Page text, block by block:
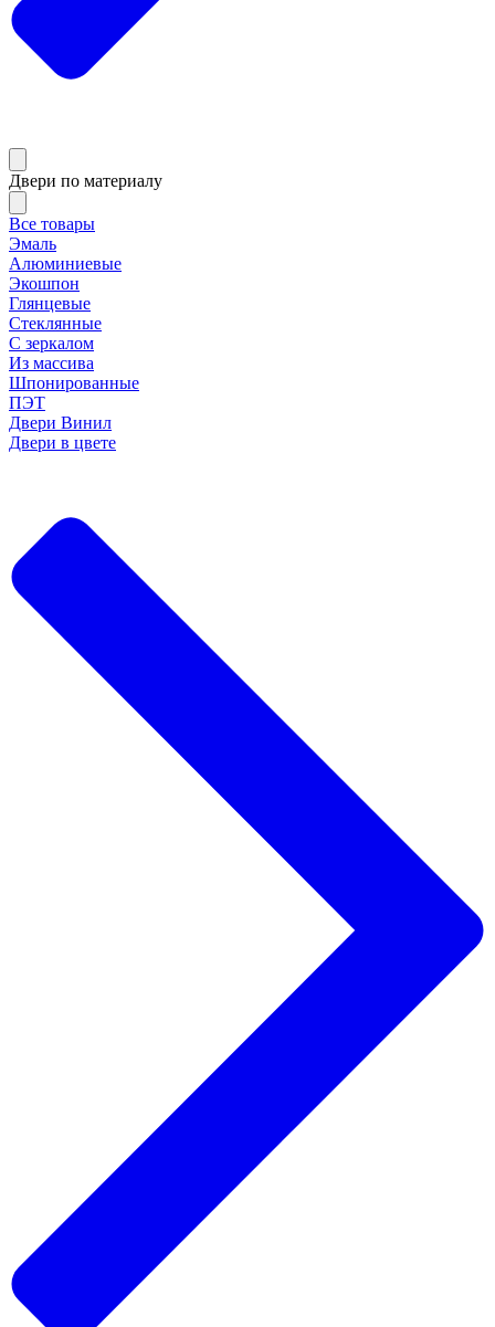
Двери по материалу
Все товары
Эмаль
Алюминиевые
Экошпон
Глянцевые
Стеклянные
С зеркалом
Из массива
Шпонированные
ПЭТ
Двери Винил
Двери в цвете